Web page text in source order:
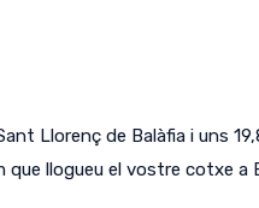
Llorenç de Balàfia i uns
llogueu el vostre cotxe a